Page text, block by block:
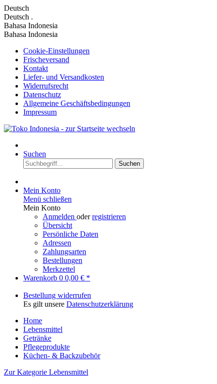
Deutsch
Deutsch .
Bahasa Indonesia
Bahasa Indonesia
Cookie-Einstellungen
Frischeversand
Kontakt
Liefer- und Versandkosten
Widerrufsrecht
Datenschutz
Allgemeine Geschäftsbedingungen
Impressum
Suchen
Suchen
Mein Konto
Menü schließen
Mein Konto
Anmelden oderregistrieren
Übersicht
Persönliche Daten
Adressen
Zahlungsarten
Bestellungen
Merkzettel
Warenkorb 0 0,00 € *
Bestellung widerrufen
Es gilt unsere Datenschutzerklärung
Home
Lebensmittel
Getränke
Pflegeprodukte
Küchen- & Backzubehör
Zur Kategorie Lebensmittel